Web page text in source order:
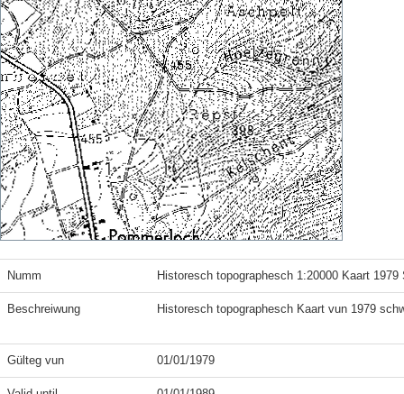
Numm Historesch topographesch 1:20000 Kaart 1979
Beschreiwung Historesch topographesch Kaart vun 1979
Gülteg vun 01/01/1979